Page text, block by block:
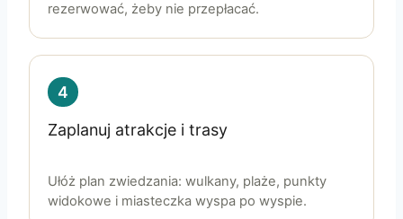
rezerwować, żeby nie przepłacać.
4
Zaplanuj atrakcje i trasy
Ułóż plan zwiedzania: wulkany, plaże, punkty
widokowe i miasteczka wyspa po wyspie.